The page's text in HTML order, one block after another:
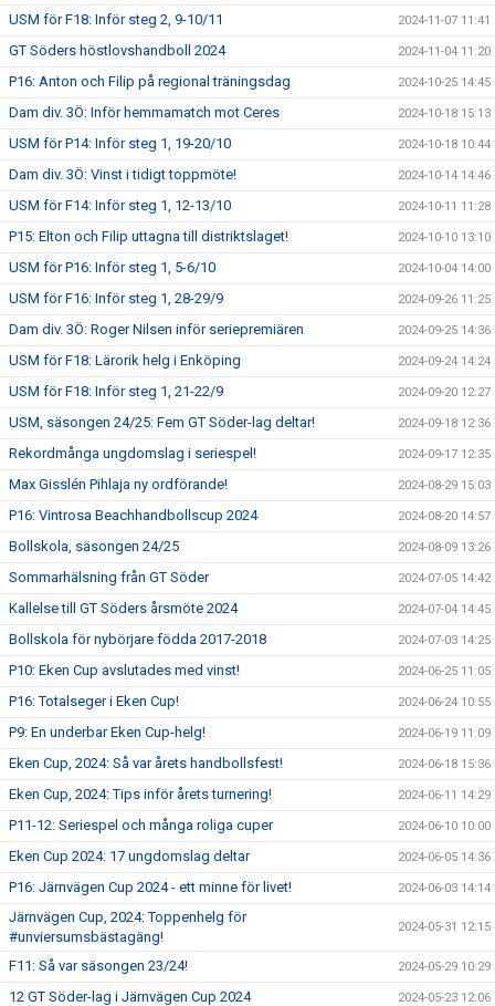
USM för F18: Inför steg 2, 9-10/11 2024-11-07 11:41
GT Söders höstlovshandboll 2024 2024-11-04 11:20
P16: Anton och Filip på regional träningsdag 2024-10-25 14:45
Dam div. 3Ö: Inför hemmamatch mot Ceres 2024-10-18 15:13
USM för P14: Inför steg 1, 19-20/10 2024-10-18 10:44
Dam div. 3Ö: Vinst i tidigt toppmöte! 2024-10-14 14:46
USM för F14: Inför steg 1, 12-13/10 2024-10-11 11:28
P15: Elton och Filip uttagna till distriktslaget! 2024-10-10 13:10
USM för P16: Inför steg 1, 5-6/10 2024-10-04 14:00
USM för F16: Inför steg 1, 28-29/9 2024-09-26 11:25
Dam div. 3Ö: Roger Nilsen inför seriepremiären 2024-09-25 14:36
USM för F18: Lärorik helg i Enköping 2024-09-24 14:24
USM för F18: Inför steg 1, 21-22/9 2024-09-20 12:27
USM, säsongen 24/25: Fem GT Söder-lag deltar! 2024-09-18 12:36
Rekordmånga ungdomslag i seriespel! 2024-09-17 12:35
Max Gisslén Pihlaja ny ordförande! 2024-08-29 15:03
P16: Vintrosa Beachhandbollscup 2024 2024-08-20 14:57
Bollskola, säsongen 24/25 2024-08-09 13:26
Sommarhälsning från GT Söder 2024-07-05 14:42
Kallelse till GT Söders årsmöte 2024 2024-07-04 14:45
Bollskola för nybörjare födda 2017-2018 2024-07-03 14:25
P10: Eken Cup avslutades med vinst! 2024-06-25 11:05
P16: Totalseger i Eken Cup! 2024-06-24 10:55
P9: En underbar Eken Cup-helg! 2024-06-19 11:09
Eken Cup, 2024: Så var årets handbollsfest! 2024-06-18 15:36
Eken Cup, 2024: Tips inför årets turnering! 2024-06-11 14:29
P11-12: Seriespel och många roliga cuper 2024-06-10 10:00
Eken Cup 2024: 17 ungdomslag deltar 2024-06-05 14:36
P16: Järnvägen Cup 2024 - ett minne för livet! 2024-06-03 14:14
Järnvägen Cup, 2024: Toppenhelg för
#unviersumsbästagäng!
2024-05-31 12:15
F11: Så var säsongen 23/24! 2024-05-29 10:29
12 GT Söder-lag i Järnvägen Cup 2024 2024-05-23 12:06